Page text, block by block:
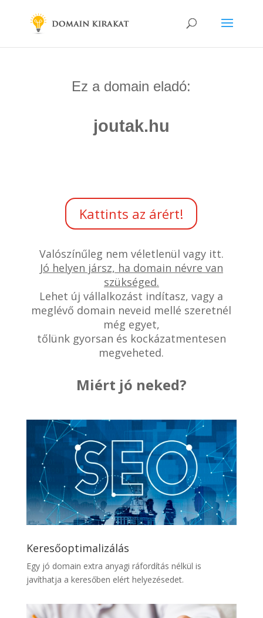
Ez a domain eladó:
joutak.hu
Kattints az árért!
Valószínűleg nem véletlenül vagy itt.
Jó helyen jársz, ha domain névre van
szükséged.
Lehet új vállalkozást indítasz, vagy a
meglévő domain neveid mellé szeretnél
még egyet,
tőlünk gyorsan és kockázatmentesen
megveheted.
Miért jó neked?
Keresőoptimalizálás
Egy jó domain extra anyagi ráfordítás nélkül is
javíthatja a keresőben elért helyezésedet.